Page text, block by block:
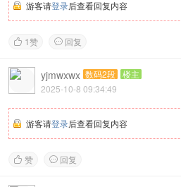
游客请登录后查看回复内容
 1赞  回复
yjmwxwx 数码2段 楼主
2025-10-8 09:34:49
游客请登录后查看回复内容
 赞  回复